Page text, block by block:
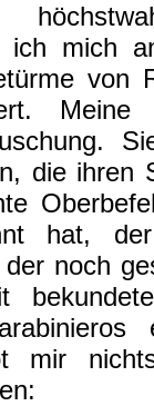
ich mich
von
die ihren
hat,
noch
mir